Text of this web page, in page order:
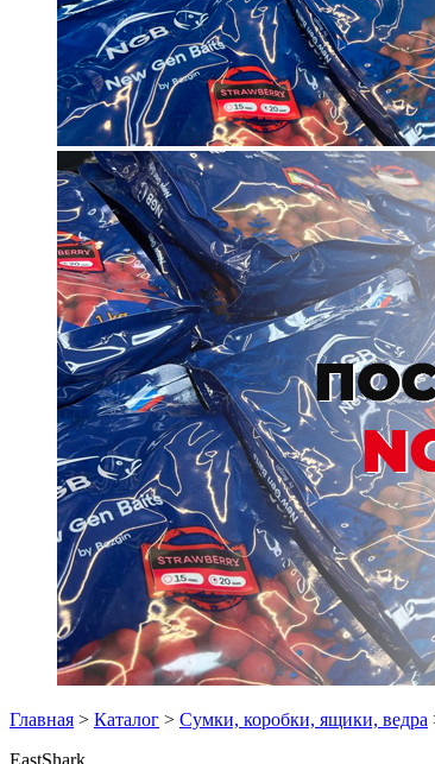
Главная > Каталог > Сумки, коробки, ящики, ведра
EastShark